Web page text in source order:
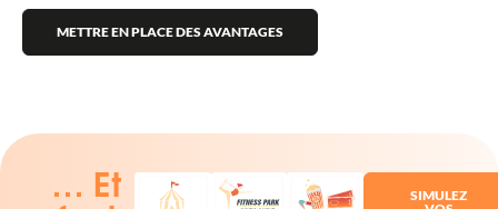
METTRE EN PLACE DES AVANTAGES
… Et
SIMULEZ